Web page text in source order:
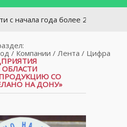
года более 2000 водителей
/ Компании / Лента / Цифра
СО
НА ДОНУ»